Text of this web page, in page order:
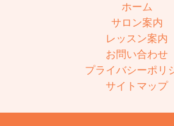
ホーム
サロン案内
レッスン案内
お問い合わせ
プライバシーポリ
サイトマップ